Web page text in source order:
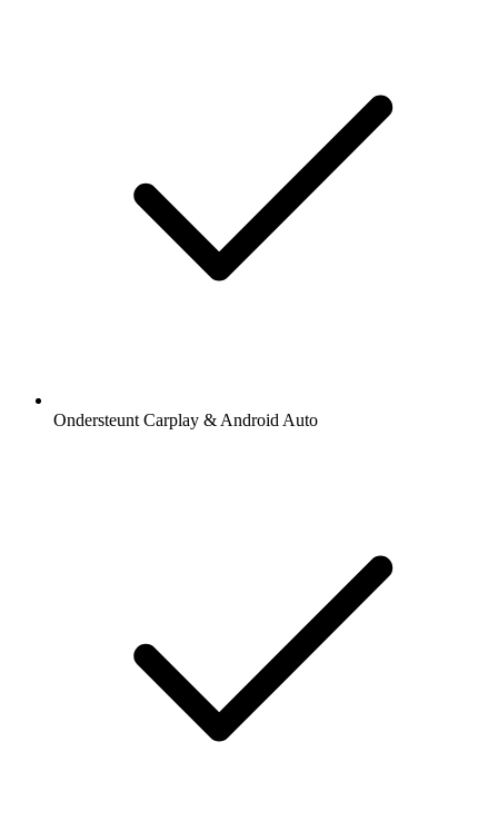
Ondersteunt Carplay & Android Auto